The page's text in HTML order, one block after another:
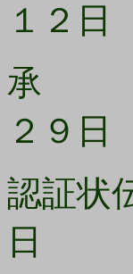
１２日
承 認
２９日
認証状
日